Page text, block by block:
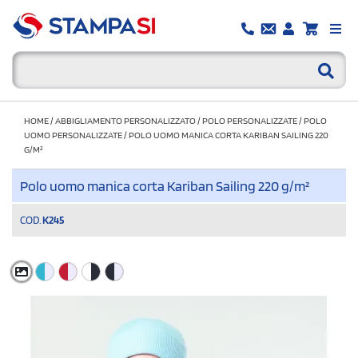
HOME/ABBIGLIAMENTO PERSONALIZZATO/POLO PERSONALIZZATE/POLO
UOMO PERSONALIZZATE/POLO UOMO MANICA CORTA KARIBAN SAILING 220
G/M²
Polo uomo manica corta Kariban Sailing 220 g/m²
COD. K245